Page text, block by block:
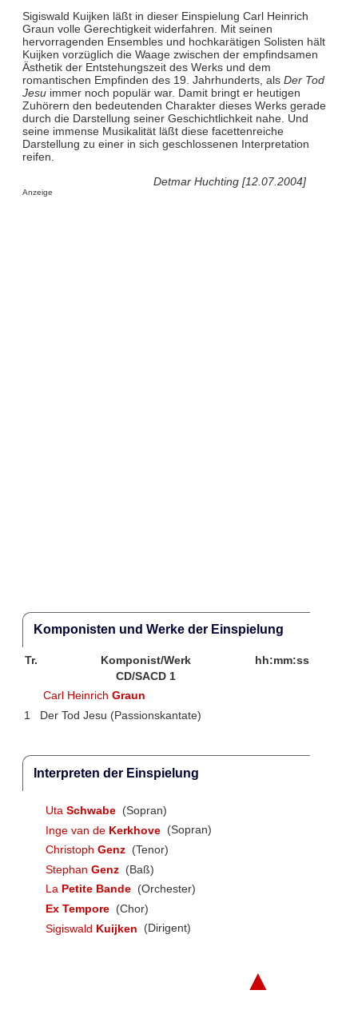
Sigiswald Kuijken läßt in dieser Einspielung Carl Heinrich
Graun volle Gerechtigkeit widerfahren. Mit seinen
hervorragenden Ensembles und hochkarätigen Solisten hält
Kuijken vorzüglich die Waage zwischen der empfindsamen
Ästhetik der Entstehungszeit des Werks und dem
romantischen Empfinden des 19. Jahrhunderts, als Der Tod
Jesuimmer noch populär war. Damit bringt er heutigen
Zuhörern den bedeutenden Charakter dieses Werks gerade
durch die Darstellung seiner Geschichtlichkeit nahe. Und
seine immense Musikalität läßt diese facettenreiche
Darstellung zu einer in sich geschlossenen Interpretation
reifen.
Detmar Huchting [12.07.2004]
Anzeige
Komponisten und Werke der Einspielung
Tr. Komponist/Werk
hh:mm:ss
CD/SACD 1
Carl HeinrichGraun
1
Der Tod Jesu (Passionskantate)
Interpreten der Einspielung
Uta Schwabe (Sopran)
Inge van de Kerkhove (Sopran)
Christoph Genz (Tenor)
Stephan Genz (Baß)
La Petite Bande (Orchester)
Ex Tempore (Chor)
Sigiswald Kuijken (Dirigent)
▲